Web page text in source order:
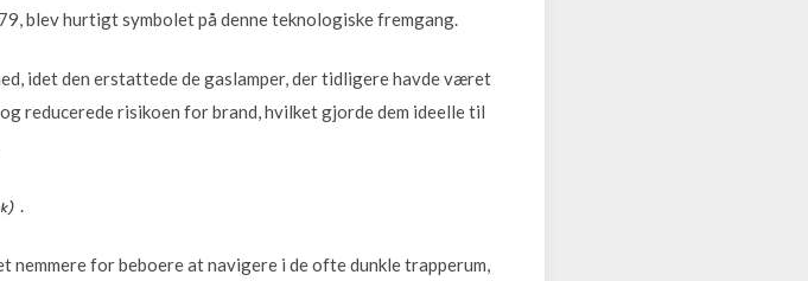
blev hurtigt symbolet på denne teknologiske fremgang.
idet den erstattede de gaslamper, der tidligere havde været
reducerede risikoen for brand, hvilket gjorde dem ideelle til
for beboere at navigere i de ofte dunkle trapperum,